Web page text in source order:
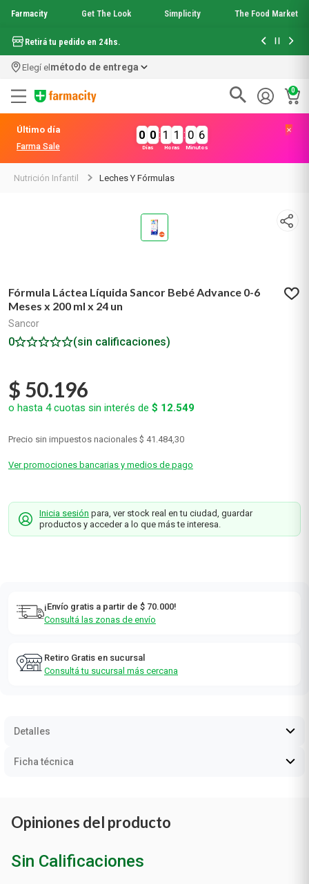
Farmacity Get The Look Simplicity The Food Market
Retirá tu pedido en 24hs. Hasta 6
Elegí elmétodo de entrega
0
Último día
Farma Sale
0 0
Días
: 1 1
Horas
: 0 6
Minutos
Nutrición Infantil Leches Y Fórmulas
Fórmula Láctea Líquida Sancor Bebé Advance 0-6
Meses x 200 ml x 24 un
Sancor
0 (sin calificaciones)
$ 50.196
o hasta 4cuotas sin interés de $ 12.549
Precio sin impuestos nacionales $ 41.484,30
Ver promociones bancarias y medios de pago
Inicia sesión para, ver stock real en tu ciudad, guardar
productos y acceder a lo que más te interesa.
¡Envío gratis a partir de $ 70.000!
Consultá las zonas de envío
Retiro Gratis en sucursal
Consultá tu sucursal más cercana
Detalles
Ficha técnica
Opiniones del producto
Sin Calificaciones
.garnier toque seco crema facial